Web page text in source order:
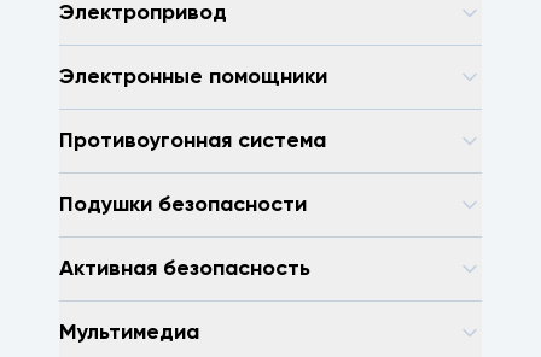
Электропривод
Электронные помощники
Противоугонная система
Подушки безопасности
Активная безопасность
Мультимедиа